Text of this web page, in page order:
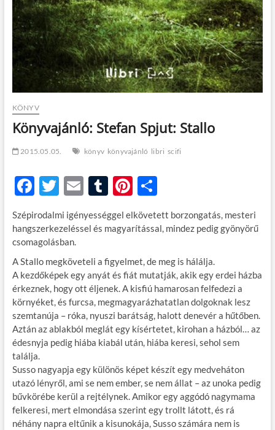
KÖNYV
Könyvajánló: Stefan Spjut: Stallo
2015.05.05. könyv könyvajánló libri scifi
F
ac
e
b
o
o
k
T
w
itt
er
E
ail
T
m
r
Pi
nt
er
t
O
ss
za
e
g
Szépirodalmi igényességgel elkövetett borzongatás, mesteri
hangszerkezeléssel és magyarítással, mindez pedig gyönyörű
csomagolásban.
A Stallo megköveteli a figyelmet, de meg is hálálja.
A kezdőképek egy anyát és fiát mutatják, akik egy erdei házba
érkeznek, hogy ott éljenek. A kisfiú hamarosan felfedezi a
környéket, és furcsa, megmagyarázhatatlan dolgoknak lesz
szemtanúja – róka, nyuszi barátság, halott denevér a hűtőben.
Aztán az ablakból meglát egy kísértetet, kirohan a házból… az
édesnyja pedig hiába kiabál után, hiába keresi, sehol sem
találja.
Susso nagyapja egy különös képet készít egy medveháton
utazó lényről, ami se nem ember, se nem állat – az unoka pedig
bűvkörébe kerül a rejtélynek. Amikor egy aggódó nagymama
felkeresi, mert elmondása szerint egy trollt látott, és rá
néhány napra eltűnik a kisunokája, Susso számára nem is